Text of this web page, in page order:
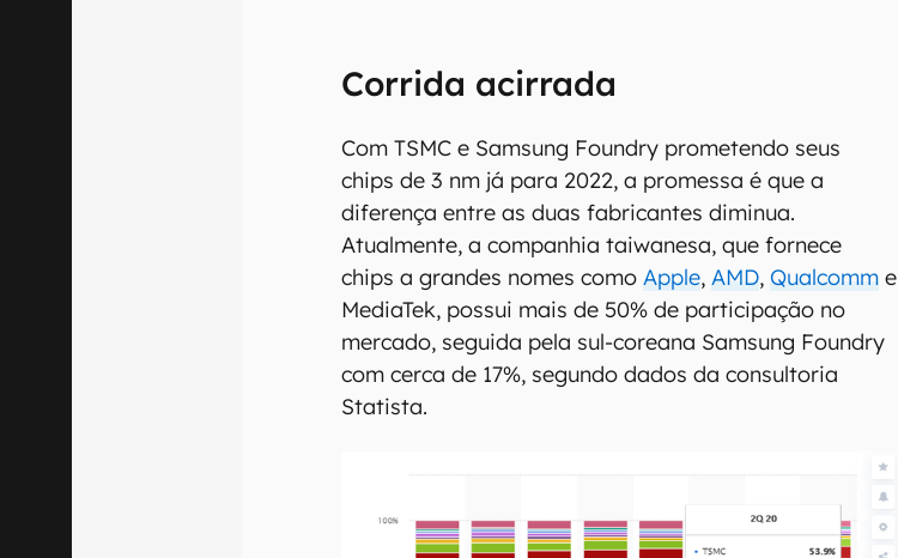
Corrida acirrada
Com TSMC e Samsung Foundry prometendo seus
chips de 3 nm já para 2022, a promessa é que a
diferença entre as duas fabricantes diminua.
Atualmente, a companhia taiwanesa, que fornece
chips a grandes nomes comoApple,AMD,Qualcomm e
MediaTek, possui mais de 50% de participação no
mercado, seguida pela sul-coreana Samsung Foundry
com cerca de 17%, segundo dados da consultoria
Statista.